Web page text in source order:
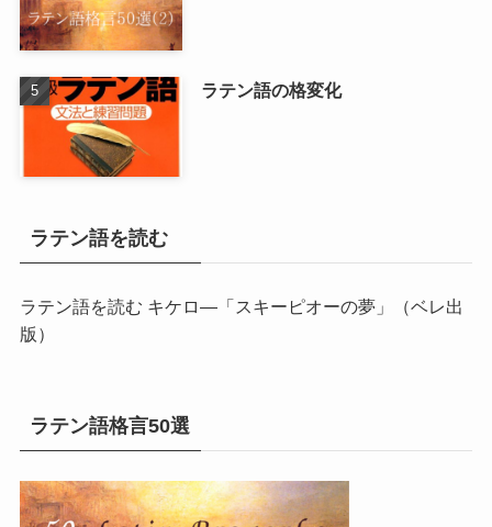
ラテン語の格変化
ラテン語を読む
ラテン語を読む キケロ―「スキーピオーの夢」
（ベレ出
版）
ラテン語格言50選